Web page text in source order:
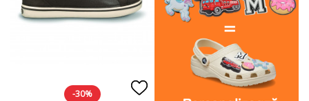
-30%